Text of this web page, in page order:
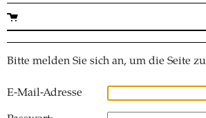
Bitte melden Sie sich an, um die Seite
E-Mail-Adresse